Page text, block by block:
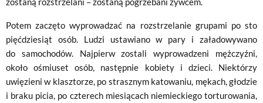
Potem zaczęto wyprowadzać na rozstrzelanie grupami po sto
pięćdziesiąt osób. Ludzi ustawiano w pary i załadowywano
do samochodów. Najpierw zostali wyprowadzeni mężczyźni,
około ośmiuset osób, następnie kobiety i dzieci. Niektórzy
uwięzieni w klasztorze, po strasznym katowaniu, mękach, głodzie
i braku picia, po czterech miesiącach niemieckiego torturowania,